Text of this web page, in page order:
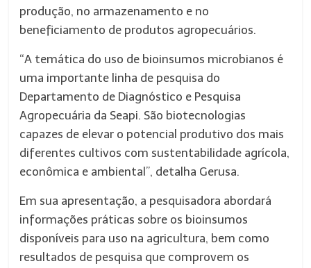
produção, no armazenamento e no
beneficiamento de produtos agropecuários.
“A temática do uso de bioinsumos microbianos é
uma importante linha de pesquisa do
Departamento de Diagnóstico e Pesquisa
Agropecuária da Seapi. São biotecnologias
capazes de elevar o potencial produtivo dos mais
diferentes cultivos com sustentabilidade agrícola,
econômica e ambiental”, detalha Gerusa.
Em sua apresentação, a pesquisadora abordará
informações práticas sobre os bioinsumos
disponíveis para uso na agricultura, bem como
resultados de pesquisa que comprovem os